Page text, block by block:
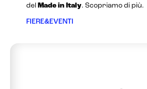
del Made in Italy. Scopriamo di più.
FIERE&EVENTI